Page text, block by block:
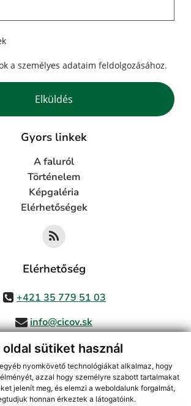
oldal sütiket használ
nyomkövető technológiákat alkalmaz, hogy
azzal hogy személyre szabott tartalmakat
jelenít meg, és elemzi a weboldalunk forgalmát,
honnan érkeztek a látogatóink.
a személyes adataim feldolgozásához.
Response
Elküldés
Gyors linkek
A faluról
Történelem
Képgaléria
Elérhetőségek
Elérhetőség
+421 35 779 51 03
info@cicov.sk
információk követését az RSS funkcióval,
(tartalomkezelő rendszer),Honlaptérkép
,webex.digital, s.r.o.,Domain-ek